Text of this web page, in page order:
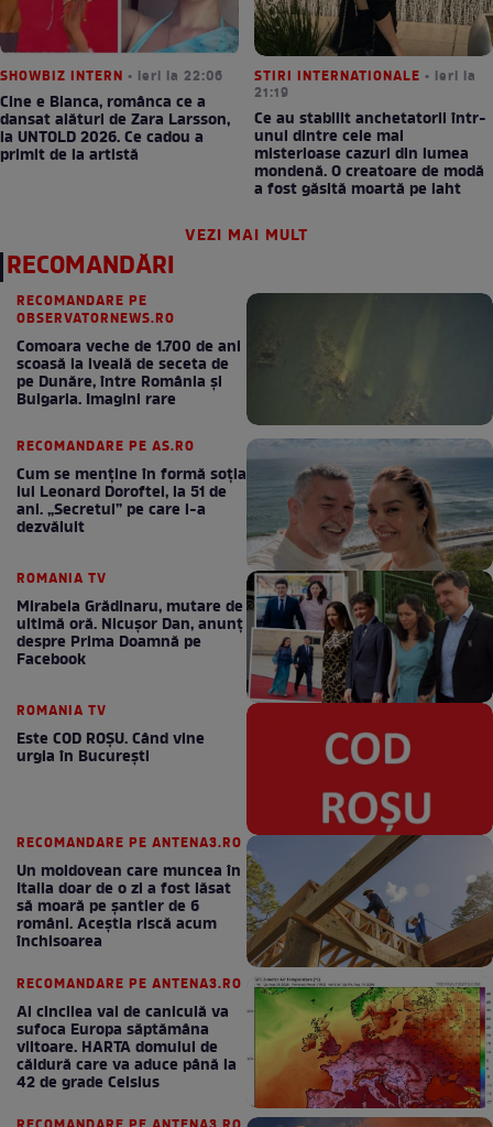
SHOWBIZ INTERN • ieri la 22:06
Cine e Bianca, românca ce a
dansat alături de Zara Larsson,
la UNTOLD 2026. Ce cadou a
primit de la artistă
STIRI INTERNATIONALE • ieri la
21:19
Ce au stabilit anchetatorii într-
unul dintre cele mai
misterioase cazuri din lumea
mondenă. O creatoare de modă
a fost găsită moartă pe iaht
VEZI MAI MULT
RECOMANDĂRI
RECOMANDARE PE
OBSERVATORNEWS.RO
Comoara veche de 1.700 de ani
scoasă la iveală de seceta de
pe Dunăre, între România şi
Bulgaria. Imagini rare
RECOMANDARE PE AS.RO
Cum se menţine în formă soţia
lui Leonard Doroftei, la 51 de
ani. „Secretul” pe care l-a
dezvăluit
ROMANIA TV
Mirabela Grădinaru, mutare de
ultimă oră. Nicuşor Dan, anunţ
despre Prima Doamnă pe
Facebook
ROMANIA TV
Este COD ROŞU. Când vine
urgia în Bucureşti
RECOMANDARE PE ANTENA3.RO
Un moldovean care muncea în
Italia doar de o zi a fost lăsat
să moară pe şantier de 6
români. Aceștia riscă acum
închisoarea
RECOMANDARE PE ANTENA3.RO
Al cincilea val de caniculă va
sufoca Europa săptămâna
viitoare. HARTA domului de
căldură care va aduce până la
42 de grade Celsius